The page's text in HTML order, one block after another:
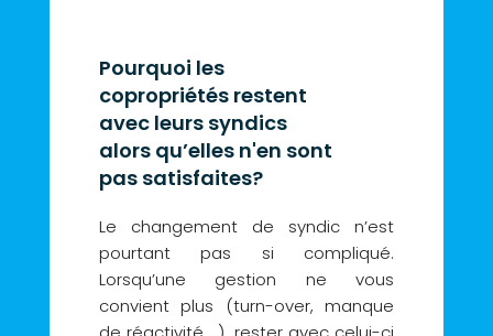
Pourquoi les
copropriétés restent
avec leurs syndics
alors qu’elles n'en sont
pas satisfaites?
Le changement de syndic n’est
pourtant pas si compliqué.
Lorsqu’une gestion ne vous
convient plus (turn-over, manque